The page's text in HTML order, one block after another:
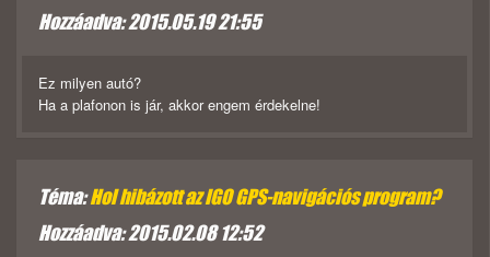
Hozzáadva: 2015.05.19 21:55
Ez milyen autó?
Ha a plafonon is jár, akkor engem érdekelne!
Téma:Hol hibázott az IGO GPS-navigációs program?
Hozzáadva: 2015.02.08 12:52